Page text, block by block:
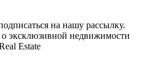
на нашу рассылку.
эксклюзивной недвижимости
Estate